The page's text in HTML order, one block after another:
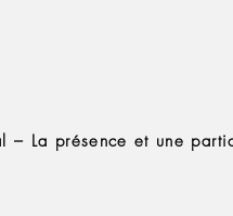
– La présence et une